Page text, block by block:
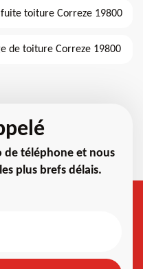
toiture Correze 19800
de toiture Correze 19800
de téléphone et nous
plus brefs délais.